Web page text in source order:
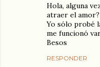
Hola, alguna
atraer el amor?
Yo sólo probé
me funcionó
Besos
RESPONDER